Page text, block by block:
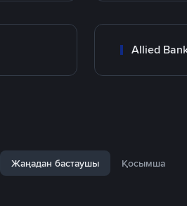
Жаңадан бастаушы Қосымша